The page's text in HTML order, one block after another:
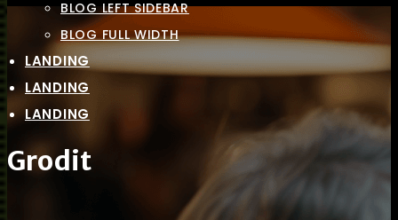
BLOG LEFT SIDEBAR
BLOG FULL WIDTH
LANDING
LANDING
LANDING
Grodit